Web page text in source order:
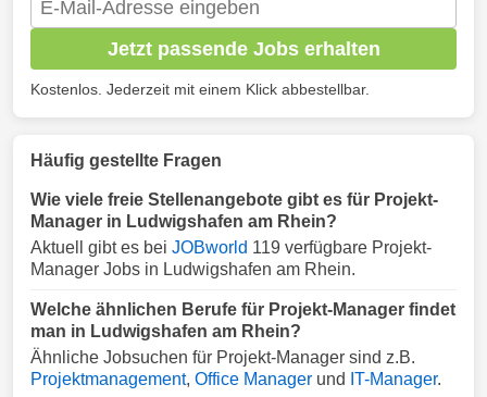
Jetzt passende Jobs erhalten
Kostenlos. Jederzeit mit einem Klick abbestellbar.
Häufig gestellte Fragen
Wie viele freie Stellenangebote gibt es für Projekt-
Manager in Ludwigshafen am Rhein?
Aktuell gibt es bei JOBworld 119 verfügbare Projekt-
Manager Jobs in Ludwigshafen am Rhein.
Welche ähnlichen Berufe für Projekt-Manager findet
man in Ludwigshafen am Rhein?
Ähnliche Jobsuchen für Projekt-Manager sind z.B.
Projektmanagement, Office Manager und IT-Manager.